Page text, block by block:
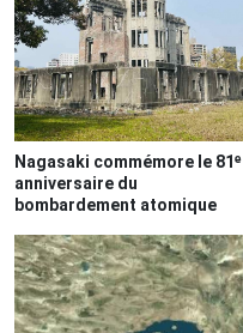
Nagasaki commémore le 81ᵉ
anniversaire du
bombardement atomique